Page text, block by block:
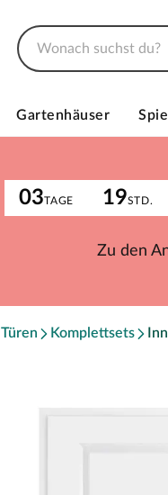
Gartenhäuser
03TAGE 19STD.
Zu den
Türen Komplettsets